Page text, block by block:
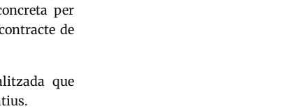
per
de
que